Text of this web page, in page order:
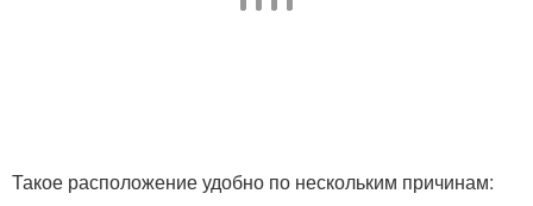
Такое расположение удобно по нескольким причинам: